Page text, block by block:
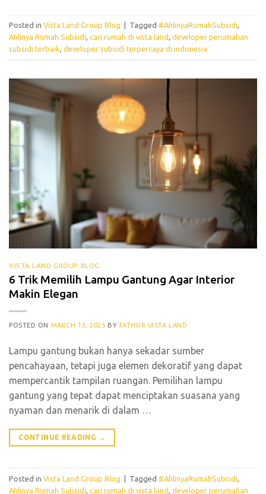
Posted in Vista Land Group Blog Tagged #AhlinyaRumahSubsidi,
Ahlinya Rumah Subsidi, cari rumah di vista land, developer perumahan
subsidi terbaik, developer subsidi terpercaya di indonesia
VISTA LAND GROUP BLOG
6 Trik Memilih Lampu Gantung Agar Interior
Makin Elegan
POSTED ON MARCH 13, 2025 BY FATHUR VISTA LAND
Lampu gantung bukan hanya sekadar sumber
pencahayaan, tetapi juga elemen dekoratif yang dapat
mempercantik tampilan ruangan. Pemilihan lampu
gantung yang tepat dapat menciptakan suasana yang
nyaman dan menarik di dalam …
CONTINUE READING →
Posted in Vista Land Group Blog | Tagged #AhlinyaRumahSubsidi,
Ahlinya Rumah Subsidi, cari rumah di vista land, developer perumahan